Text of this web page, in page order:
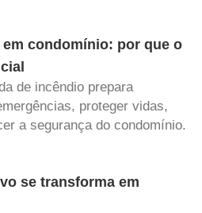
condomínio: por que o
de incêndio prepara
proteger vidas,
a segurança do condomínio.
se transforma em